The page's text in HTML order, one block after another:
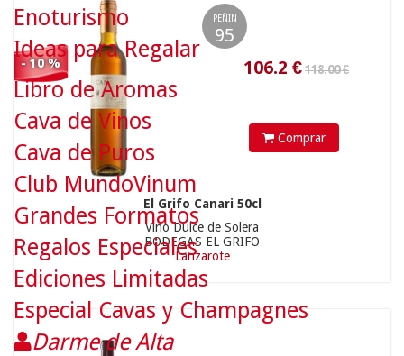
- 10 %
PEÑIN
95
Comprar
El Grifo Canari 50cl
Vino Dulce de Solera
BODEGAS EL GRIFO
Lanzarote
11.90 €
Enoturismo
Ideas para Regalar
Libro de Aromas
Cava de Vinos
Cava de Puros
Club MundoVinum
Grandes Formatos
Regalos Especiales
Ediciones Limitadas
Especial Cavas y Champagnes
Darme de Alta